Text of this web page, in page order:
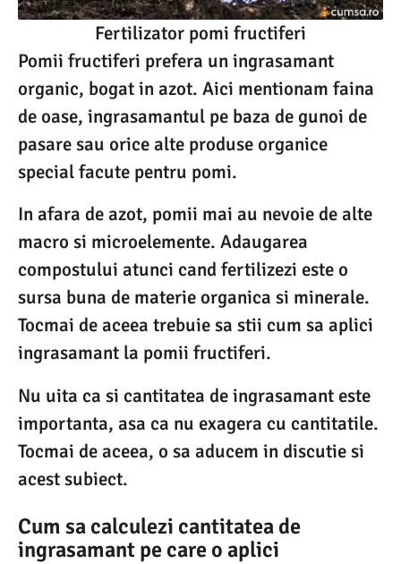
Fertilizator pomi fructiferi
Pomii fructiferi prefera un ingrasamant
organic, bogat in azot. Aici mentionam faina
de oase, ingrasamantul pe baza de gunoi de
pasare sau orice alte produse organice
special facute pentru pomi.
In afara de azot, pomii mai au nevoie de alte
macro si microelemente. Adaugarea
compostului atunci cand fertilizezi este o
sursa buna de materie organica si minerale.
Tocmai de aceea trebuie sa stii cum sa aplici
ingrasamant la pomii fructiferi.
Nu uita ca si cantitatea de ingrasamant este
importanta, asa ca nu exagera cu cantitatile.
Tocmai de aceea, o sa aducem in discutie si
acest subiect.
Cum sa calculezi cantitatea de
ingrasamant pe care o aplici